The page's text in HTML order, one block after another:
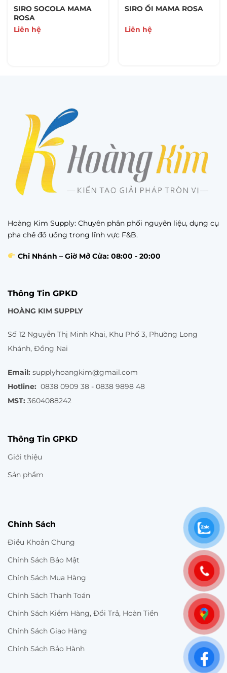
SIRO SOCOLA MAMA
ROSA
Liên hệ
SIRO ỔI MAMA ROSA
Liên hệ
Hoàng Kim Supply: Chuyên phân phối nguyên liệu, dụng cụ
pha chế đồ uống trong lĩnh vực F&B.
Chi Nhánh – Giờ Mở Cửa: 08:00 - 20:00
Thông Tin GPKD
HOÀNG KIM SUPPLY
Số 12 Nguyễn Thị Minh Khai, Khu Phố 3, Phường Long
Khánh, Đồng Nai
Email: supplyhoangkim@gmail.com
Hotline: 0838 0909 38 - 0838 9898 48
MST: 3604088242
Thông Tin GPKD
Giới thiệu
Sản phẩm
Chính Sách
Điều Khoản Chung
Chính Sách Bảo Mật
Chính Sách Mua Hàng
Chính Sách Thanh Toán
Chính Sách Kiểm Hàng, Đổi Trả, Hoàn Tiền
Chính Sách Giao Hàng
Chính Sách Bảo Hành